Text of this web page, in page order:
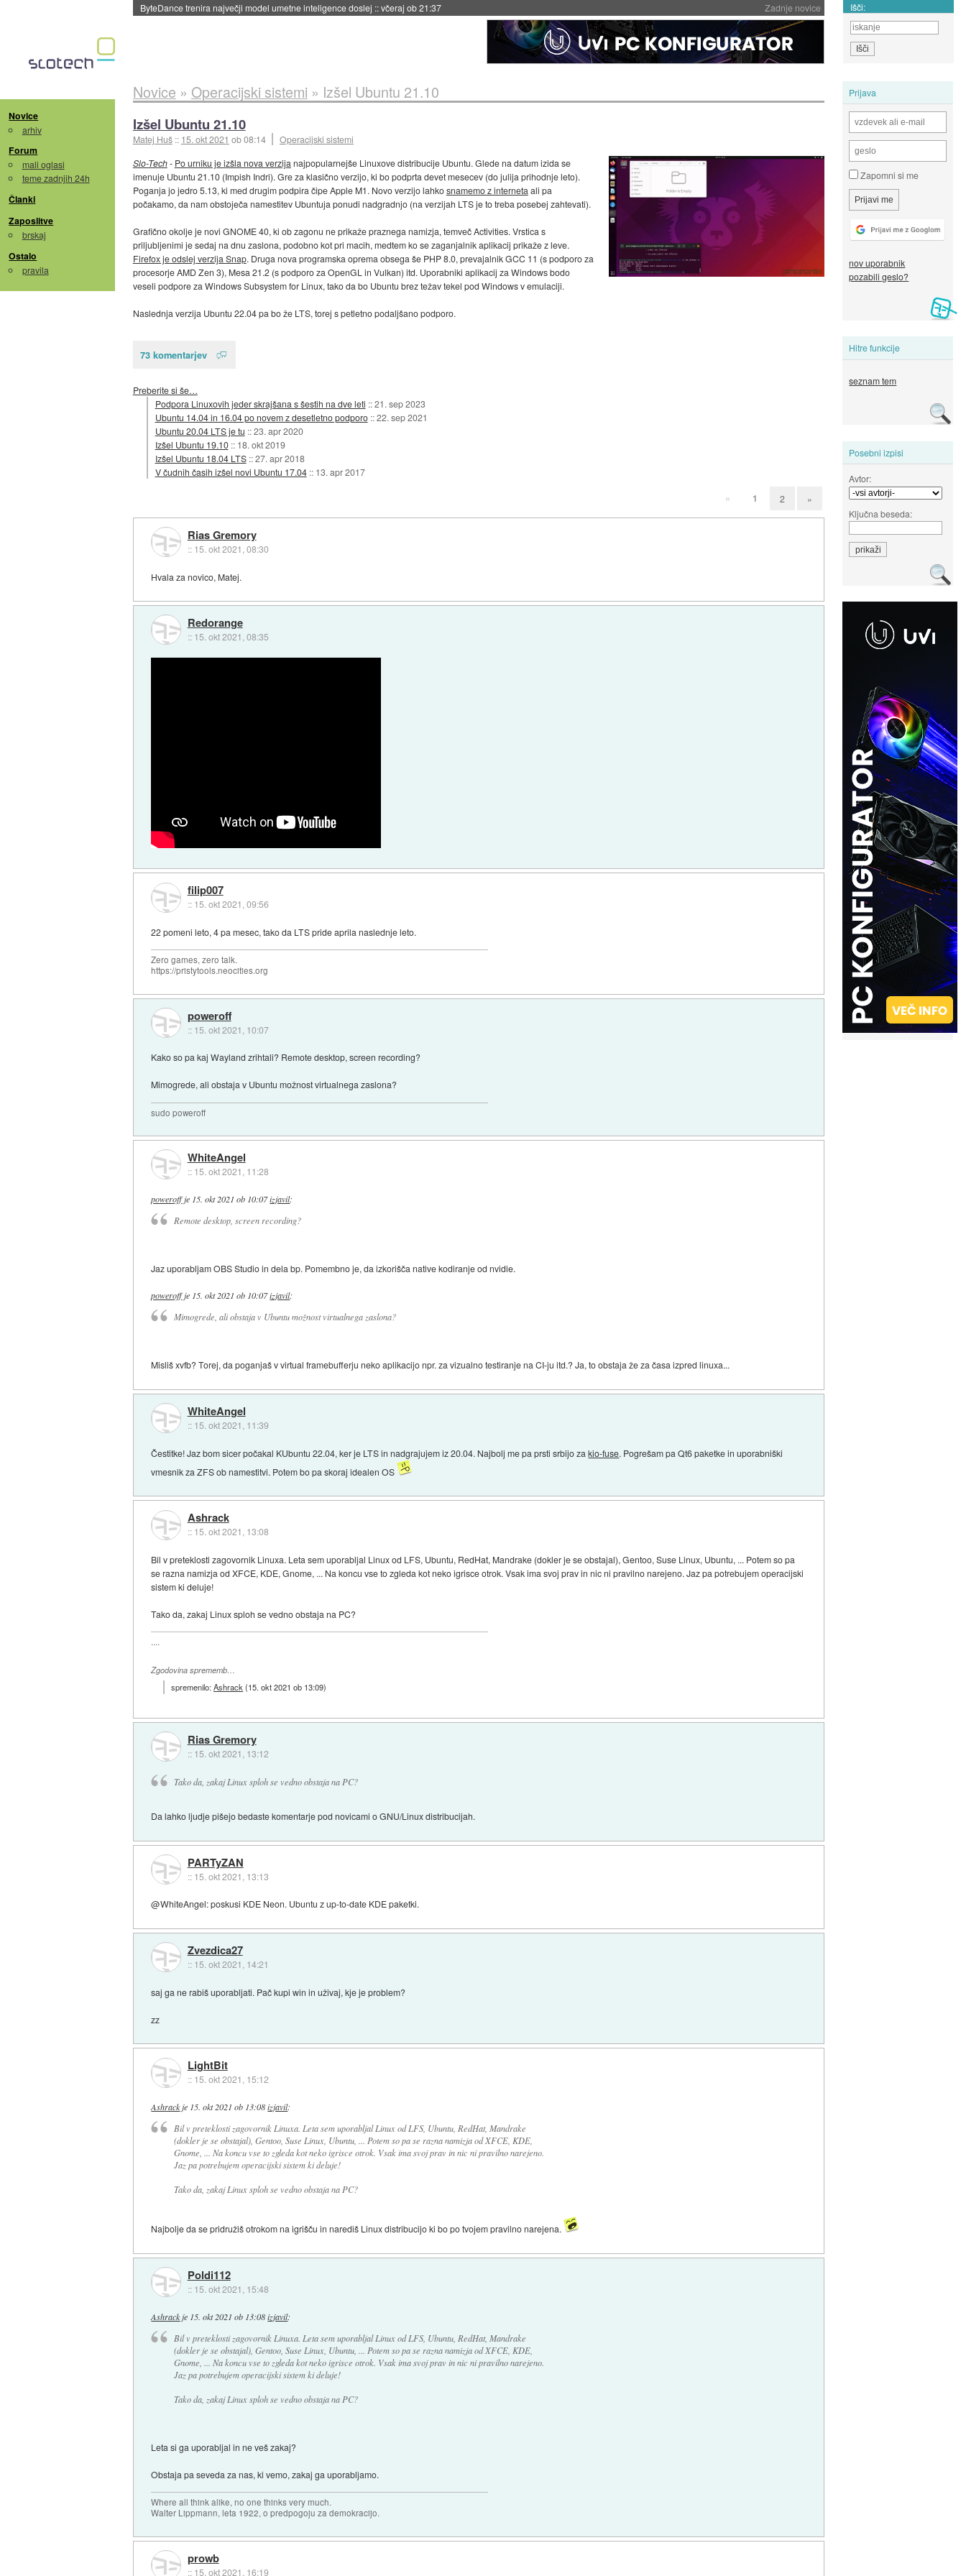
Zadnje novice
ByteDance trenira največji model umetne inteligence doslej ::včeraj ob 21:37 Išči:
Novice
arhiv
Forum
mali oglasi
teme zadnjih 24h
Članki
Zaposlitve
brskaj
Ostalo
pravila
Prijava
Zapomni si me
nov uporabnik
pozabili geslo?
Hitre funkcije
seznam tem
Posebni izpisi
Avtor:
Ključna beseda:
Novice » Operacijski sistemi » Izšel Ubuntu 21.10
Izšel Ubuntu 21.10
Matej Huš :: 15. okt 2021 ob 08:14
Operacijski sistemi
Slo-Tech- Po urniku je izšla nova verzija najpopularnejše Linuxove distribucije Ubuntu. Glede na datum izida se
imenuje Ubuntu 21.10 (Impish Indri). Gre za klasično verzijo, ki bo podprta devet mesecev (do julija prihodnje leto).
Poganja jo jedro 5.13, ki med drugim podpira čipe Apple M1. Novo verzijo lahkosnamemo z interneta ali pa
počakamo, da nam obstoječa namestitev Ubuntuja ponudi nadgradnjo (na verzijah LTS je to treba posebej zahtevati).
Grafično okolje je novi GNOME 40, ki ob zagonu ne prikaže praznega namizja, temveč Activities. Vrstica s
priljubljenimi je sedaj na dnu zaslona, podobno kot pri macih, medtem ko se zaganjalnik aplikacij prikaže z leve.
Firefox je odslej verzija Snap. Druga nova programska oprema obsega še PHP 8.0, prevajalnik GCC 11 (s podporo za
procesorje AMD Zen 3), Mesa 21.2 (s podporo za OpenGL in Vulkan) itd. Uporabniki aplikacij za Windows bodo
veseli podpore za Windows Subsystem for Linux, tako da bo Ubuntu brez težav tekel pod Windows v emulaciji.
Naslednja verzija Ubuntu 22.04 pa bo že LTS, torej s petletno podaljšano podporo.
73 komentarjev
Preberite si še…
Podpora Linuxovih jeder skrajšana s šestih na dve leti ::21. sep 2023
Ubuntu 14.04 in 16.04 po novem z desetletno podporo ::22. sep 2021
Ubuntu 20.04 LTS je tu ::23. apr 2020
Izšel Ubuntu 19.10 :: 18. okt 2019
Izšel Ubuntu 18.04 LTS ::27. apr 2018
V čudnih časih izšel novi Ubuntu 17.04 :: 13. apr 2017
« 1 2 »
Rias Gremory
:: 15. okt 2021, 08:30
Hvala za novico, Matej.
Redorange
:: 15. okt 2021, 08:35
filip007
:: 15. okt 2021, 09:56
22 pomeni leto, 4 pa mesec, tako da LTS pride aprila naslednje leto.
Zero games, zero talk.
https://pristytools.neocities.org
poweroff
:: 15. okt 2021, 10:07
Kako so pa kaj Wayland zrihtali? Remote desktop, screen recording?
Mimogrede, ali obstaja v Ubuntu možnost virtualnega zaslona?
sudo poweroff
WhiteAngel
:: 15. okt 2021, 11:28
poweroffje 15. okt 2021 ob 10:07izjavil:
Remote desktop, screen recording?
Jaz uporabljam OBS Studio in dela bp. Pomembno je, da izkorišča native kodiranje od nvidie.
poweroffje 15. okt 2021 ob 10:07izjavil:
Mimogrede, ali obstaja v Ubuntu možnost virtualnega zaslona?
Misliš xvfb? Torej, da poganjaš v virtual framebufferju neko aplikacijo npr. za vizualno testiranje na CI-ju itd.? Ja, to obstaja že za časa izpred linuxa...
WhiteAngel
:: 15. okt 2021, 11:39
Čestitke! Jaz bom sicer počakal KUbuntu 22.04, ker je LTS in nadgrajujem iz 20.04. Najbolj me pa prsti srbijo zakio-fuse. Pogrešam pa Qt6 paketke in uporabniški
vmesnik za ZFS ob namestitvi. Potem bo pa skoraj idealen OS
Ashrack
:: 15. okt 2021, 13:08
Bil v preteklosti zagovornik Linuxa. Leta sem uporabljal Linux od LFS, Ubuntu, RedHat, Mandrake (dokler je se obstajal), Gentoo, Suse Linux, Ubuntu, ... Potem so pa
se razna namizja od XFCE, KDE, Gnome, ... Na koncu vse to zgleda kot neko igrisce otrok. Vsak ima svoj prav in nic ni pravilno narejeno. Jaz pa potrebujem operacijski
sistem ki deluje!
Tako da, zakaj Linux sploh se vedno obstaja na PC?
....
Zgodovina sprememb…
spremenilo:Ashrack (15. okt 2021 ob 13:09)
Rias Gremory
:: 15. okt 2021, 13:12
Tako da, zakaj Linux sploh se vedno obstaja na PC?
Da lahko ljudje pišejo bedaste komentarje pod novicami o GNU/Linux distribucijah.
PARTyZAN
:: 15. okt 2021, 13:13
@WhiteAngel: poskusi KDE Neon. Ubuntu z up-to-date KDE paketki.
Zvezdica27
:: 15. okt 2021, 14:21
saj ga ne rabiš uporabljati. Pač kupi win in uživaj, kje je problem?
zz
LightBit
:: 15. okt 2021, 15:12
Ashrackje 15. okt 2021 ob 13:08 izjavil:
Bil v preteklosti zagovornik Linuxa. Leta sem uporabljal Linux od LFS, Ubuntu, RedHat, Mandrake
(dokler je se obstajal), Gentoo, Suse Linux, Ubuntu, ... Potem so pa se razna namizja od XFCE, KDE,
Gnome, ... Na koncu vse to zgleda kot neko igrisce otrok. Vsak ima svoj prav in nic ni pravilno narejeno.
Jaz pa potrebujem operacijski sistem ki deluje!
Tako da, zakaj Linux sploh se vedno obstaja na PC?
Najbolje da se pridružiš otrokom na igrišču in narediš Linux distribucijo ki bo po tvojem pravilno narejena.
Poldi112
:: 15. okt 2021, 15:48
Ashrackje 15. okt 2021 ob 13:08 izjavil:
Bil v preteklosti zagovornik Linuxa. Leta sem uporabljal Linux od LFS, Ubuntu, RedHat, Mandrake
(dokler je se obstajal), Gentoo, Suse Linux, Ubuntu, ... Potem so pa se razna namizja od XFCE, KDE,
Gnome, ... Na koncu vse to zgleda kot neko igrisce otrok. Vsak ima svoj prav in nic ni pravilno narejeno.
Jaz pa potrebujem operacijski sistem ki deluje!
Tako da, zakaj Linux sploh se vedno obstaja na PC?
Leta si ga uporabljal in ne veš zakaj?
Obstaja pa seveda za nas, ki vemo, zakaj ga uporabljamo.
Where all think alike, no one thinks very much.
Walter Lippmann, leta 1922, o predpogoju za demokracijo.
prowb
:: 15. okt 2021, 16:19